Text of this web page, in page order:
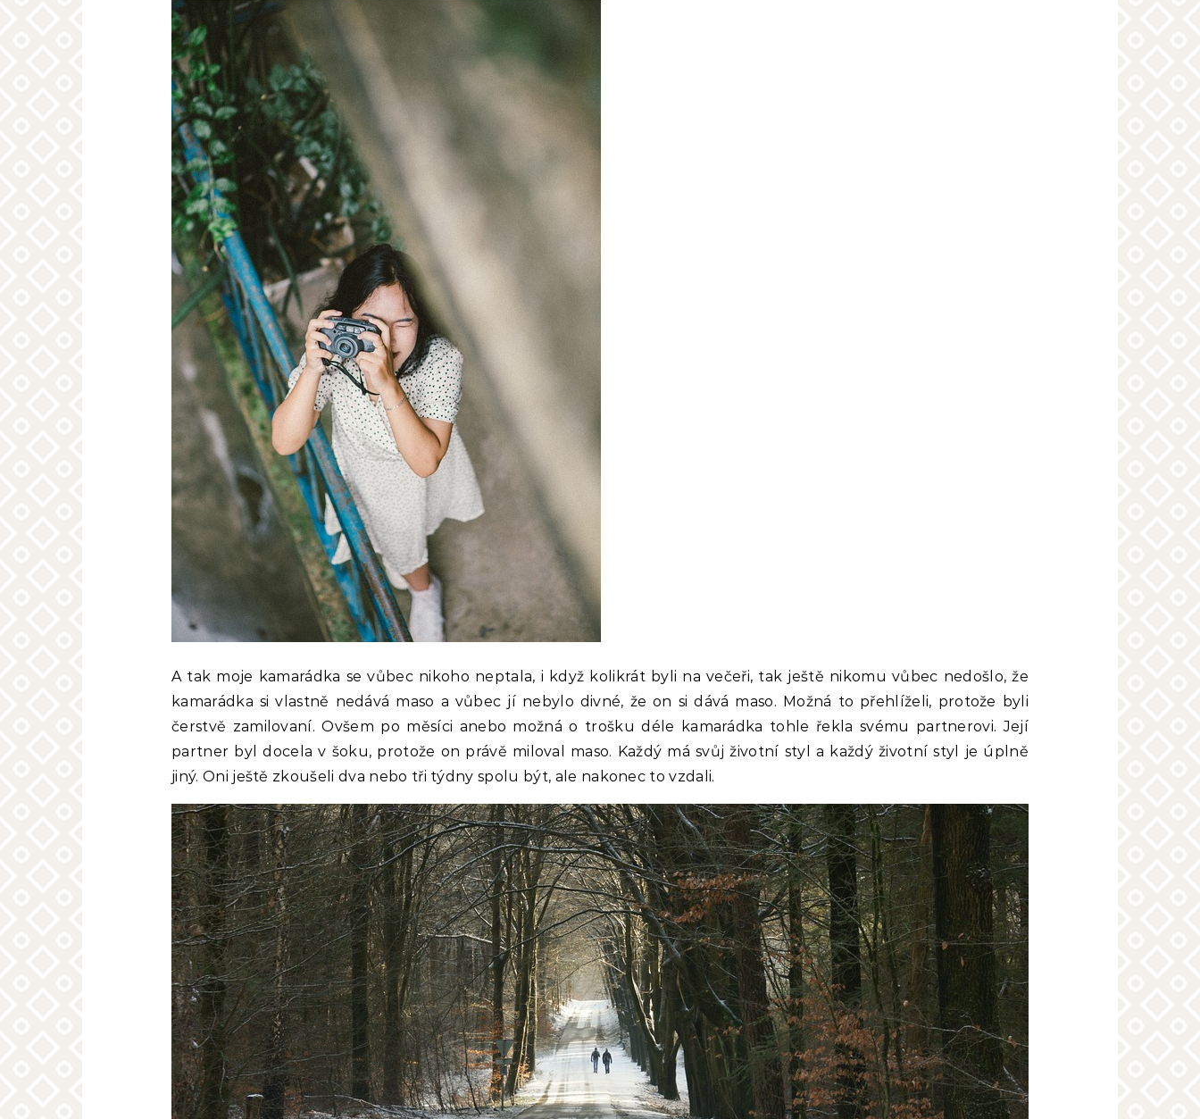
A tak moje kamarádka se vůbec nikoho neptala, i když kolikrát byli na večeři, tak ještě nikomu vůbec nedošlo, že
kamarádka si vlastně nedává maso a vůbec jí nebylo divné, že on si dává maso. Možná to přehlíželi, protože byli
čerstvě zamilovaní. Ovšem po měsíci anebo možná o trošku déle kamarádka tohle řekla svému partnerovi. Její
partner byl docela v šoku, protože on právě miloval maso. Každý má svůj životní styl a každý životní styl je úplně
jiný. Oni ještě zkoušeli dva nebo tři týdny spolu být, ale nakonec to vzdali.